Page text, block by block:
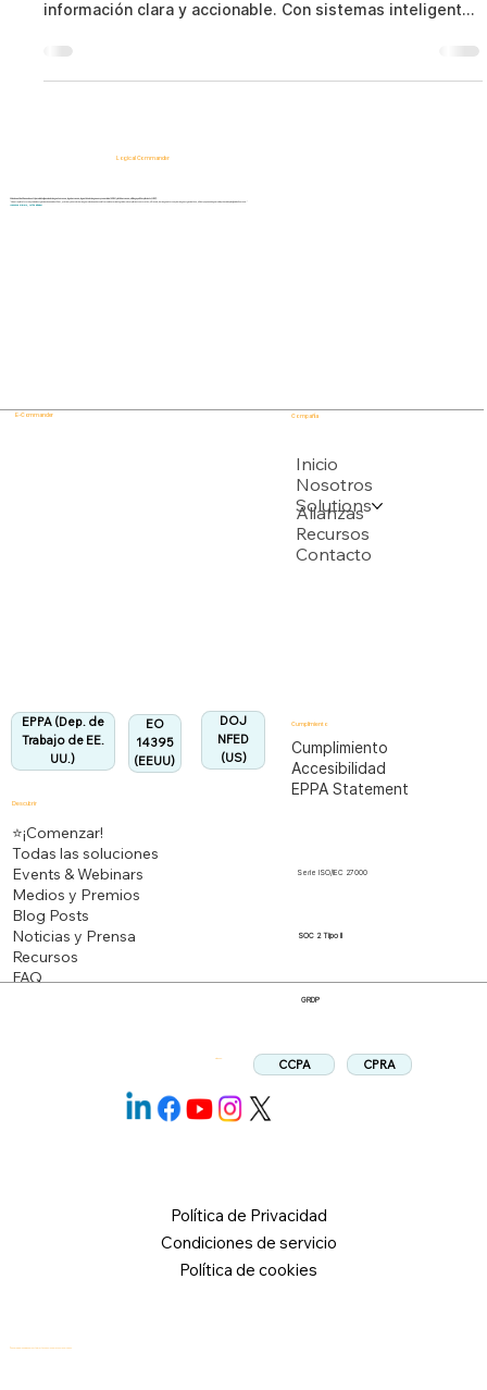
información clara y accionable. Con sistemas inteligentes
organizaciones detectan amenazas internas, fortalecen
el cumplimiento normativo y toman decisiones
Logical Commander
E-Commander
EO
14395
(EEUU)
EPPA (Dep. de
Trabajo de EE.
UU.)
DOJ
NFED
(US)
Inicio
Nosotros
Solutions
Alianzas
Recursos
Contacto
Compañía
Descubrir
⭐¡Comenzar!
Todas las soluciones
Events & Webinars
Medios y Premios
Blog Posts
Noticias y Prensa
Recursos
FAQ
Cumplimiento
Cumplimiento
Accesibilidad
EPPA Statement
Serie ISO/IEC 27000
Política de Privacidad
Condiciones de servicio
Política de cookies
SOC 2 Tipo II
GRDP
CCPA CPRA